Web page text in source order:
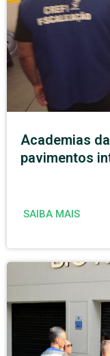
Academias
pavimentos
SAIBA MAIS